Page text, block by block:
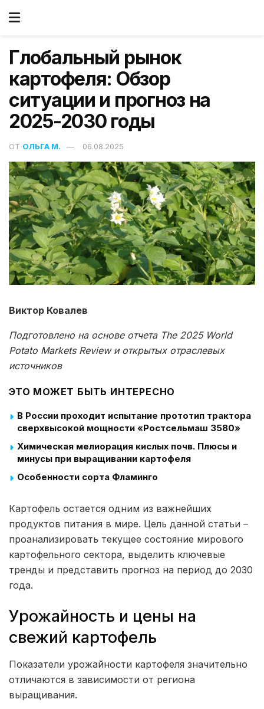
Глобальный рынок
картофеля: Обзор
ситуации и прогноз на
2025-2030 годы
ОТ ОЛЬГА М. 06.08.2025
Виктор Ковалев
Подготовлено на основе отчета The2025 World
Potato Markets Reviewи открытых отраслевых
источников
ЭТО МОЖЕТ БЫТЬ ИНТЕРЕСНО
В России проходит испытание прототип трактора
сверхвысокой мощности «Ростсельмаш 3580»
Химическая мелиорация кислых почв. Плюсы и
минусы при выращивании картофеля
Особенности сорта Фламинго
Картофель остается одним из важнейших
продуктов питания в мире. Цель данной статьи –
проанализировать текущее состояние мирового
картофельного сектора, выделить ключевые
тренды и представить прогноз на период до 2030
года.
Урожайность и цены на
свежий картофель
Показатели урожайности картофеля значительно
отличаются в зависимости от региона
выращивания.